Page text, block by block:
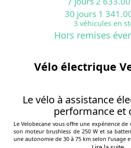
30 jours 1
3 véhicules en
Hors remises
Vélo électrique
Le vélo à assistance
performance et
Le Velobecane vous offre une expérience
son moteur brushless de 250 W et sa
une autonomie de 30 à 75 km selon l’usage
en aluminium 6061, son dérailleur